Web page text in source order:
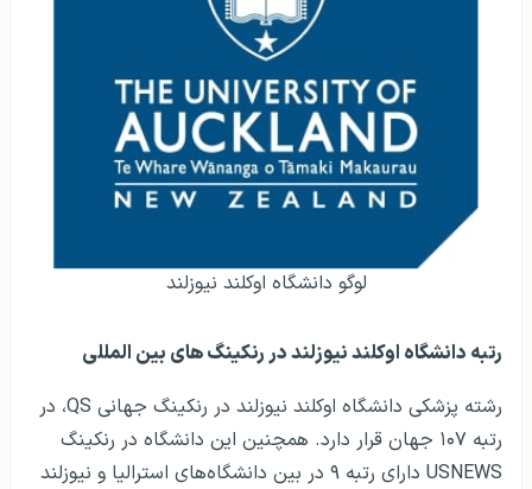
لوگو دانشگاه اوکلند نیوزلند
رتبه دانشگاه اوکلند نیوزلند در رنکينگ های بين المللی
رشته پزشکی دانشگاه اوکلند نیوزلند در رنکینگ جهانی QS، در
رتبه ۱۰۷ جهان قرار دارد. همچنین این دانشگاه در رنکینگ
USNEWS دارای رتبه ۹ در بین دانشگاه‌های استرالیا و نیوزلند